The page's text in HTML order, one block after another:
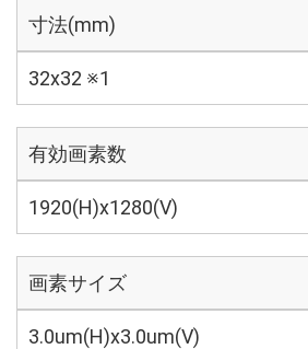
寸法(mm)
32x32 ※1
有効画素数
1920(H)x1280(V)
画素サイズ
3.0um(H)x3.0um(V)